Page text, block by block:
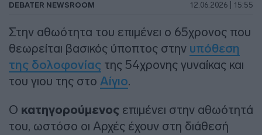
DEBATER NEWSROOM 12.06.2026 | 15:55
Στην αθωότητα του επιμένει ο 65χρονος που
θεωρείται βασικός ύποπτος στην υπόθεση
της δολοφονίας της 54χρονης γυναίκας και
του γιου της στο Αίγιο.
Ο κατηγορούμενος επιμένει στην αθωότητά
του, ωστόσο οι Αρχές έχουν στη διάθεσή